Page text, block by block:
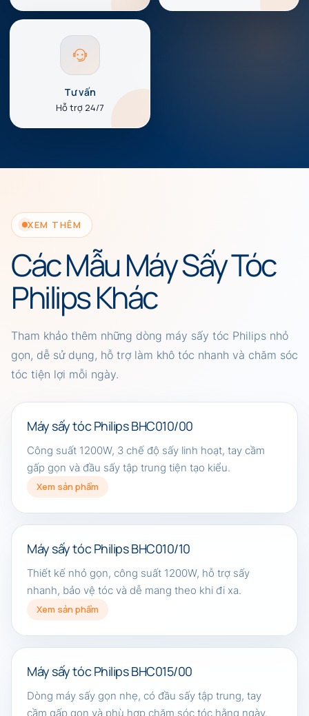
Tư vấn
Hỗ trợ 24/7
XEM THÊM
Các Mẫu Máy Sấy Tóc
Philips Khác
Tham khảo thêm những dòng máy sấy tóc Philips nhỏ
gọn, dễ sử dụng, hỗ trợ làm khô tóc nhanh và chăm sóc
tóc tiện lợi mỗi ngày.
Máy sấy tóc Philips BHC010/00
Công suất 1200W, 3 chế độ sấy linh hoạt, tay cầm
gấp gọn và đầu sấy tập trung tiện tạo kiểu.
Xem sản phẩm
Máy sấy tóc Philips BHC010/10
Thiết kế nhỏ gọn, công suất 1200W, hỗ trợ sấy
nhanh, bảo vệ tóc và dễ mang theo khi đi xa.
Xem sản phẩm
Máy sấy tóc Philips BHC015/00
Dòng máy sấy gọn nhẹ, có đầu sấy tập trung, tay
cầm gấp gọn và phù hợp chăm sóc tóc hằng ngày.